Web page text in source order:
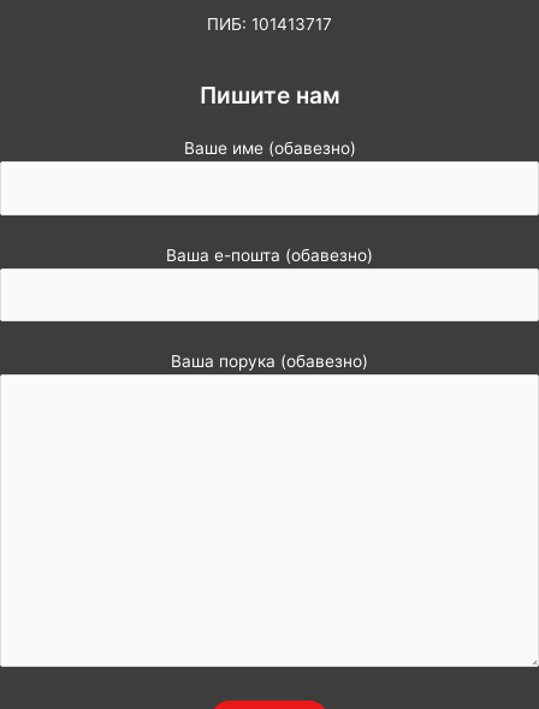
ПИБ: 101413717
Пишите нам
Ваше име (обавезно)
Ваша е-пошта (обавезно)
Ваша порука (обавезно)